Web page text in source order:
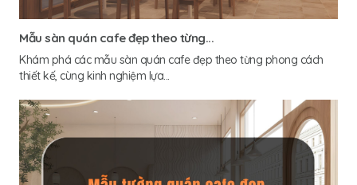
Mẫu sàn quán cafe đẹp theo từng...
Khám phá các mẫu sàn quán cafe đẹp theo từng phong cách
thiết kế, cùng kinh nghiệm lựa...